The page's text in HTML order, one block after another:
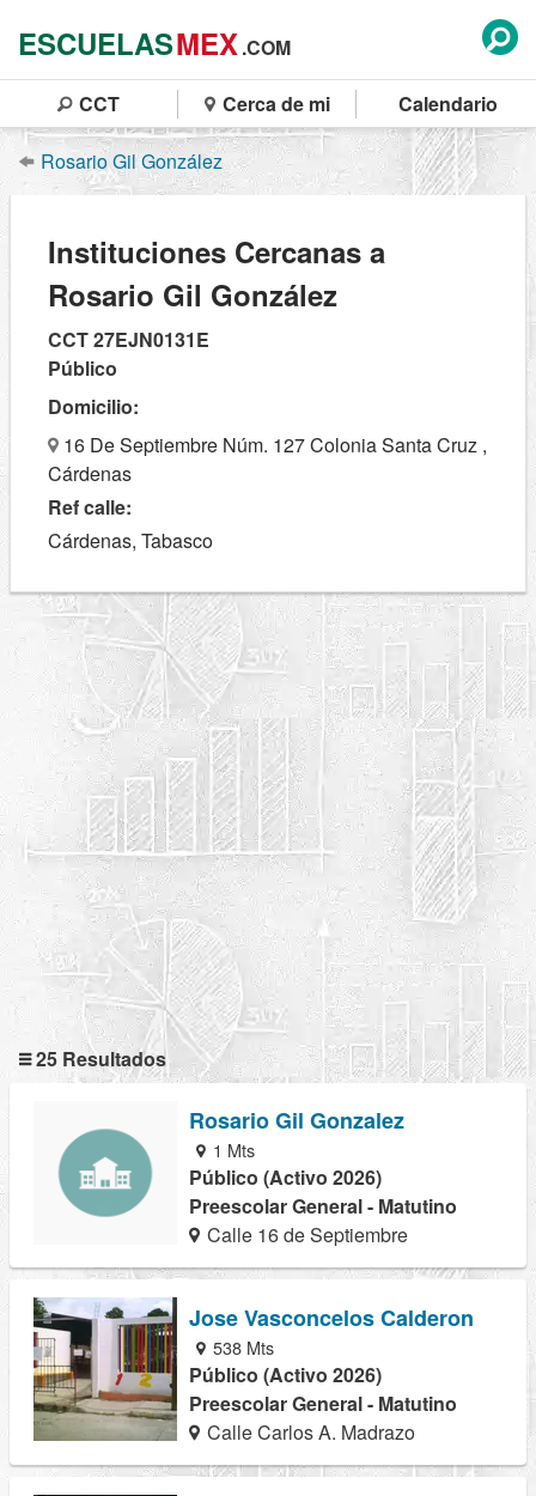
ESCUELASMEX.COM
CCT Cerca de mi Calendario
Rosario Gil González
Instituciones Cercanas a
Rosario Gil González
CCT 27EJN0131E
Público
Domicilio:
16 De Septiembre Núm. 127 Colonia Santa Cruz ,
Cárdenas
Ref calle:
Cárdenas, Tabasco
25 Resultados
Rosario Gil Gonzalez
1 Mts
Público (Activo 2026)
Preescolar General - Matutino
Calle 16 de Septiembre
Jose Vasconcelos Calderon
538 Mts
Público (Activo 2026)
Preescolar General - Matutino
Calle Carlos A. Madrazo